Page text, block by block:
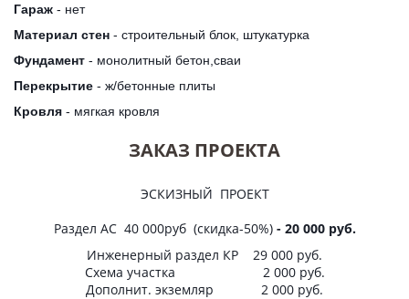
Гараж - нет
Материал стен - строительный блок, штукатурка
Фундамент - монолитный бетон,сваи
Перекрытие - ж/бетонные плиты
Кровля - мягкая кровля
ЗАКАЗ ПРОЕКТА
ЭСКИЗНЫЙ ПРОЕКТ
Раздел АС 40 000руб (скидка-50%)- 20 000 руб.
Инженерный раздел КР 29 000 руб.
Схема участка 2 000 руб.
Дополнит. экземляр 2 000 руб.